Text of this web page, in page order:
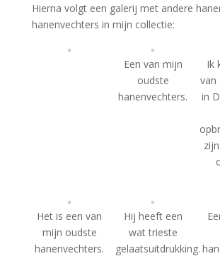
Hierna volgt een galerij met andere
hanenvechters in mijn collectie:
Een van mijn
oudste
hanenvechters.
Ik
van
in
Het is een van
mijn oudste
hanenvechters.
Hij heeft een
wat trieste
gelaatsuitdrukking.